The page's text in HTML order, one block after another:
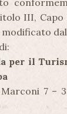
III, Capo
per il
7 –